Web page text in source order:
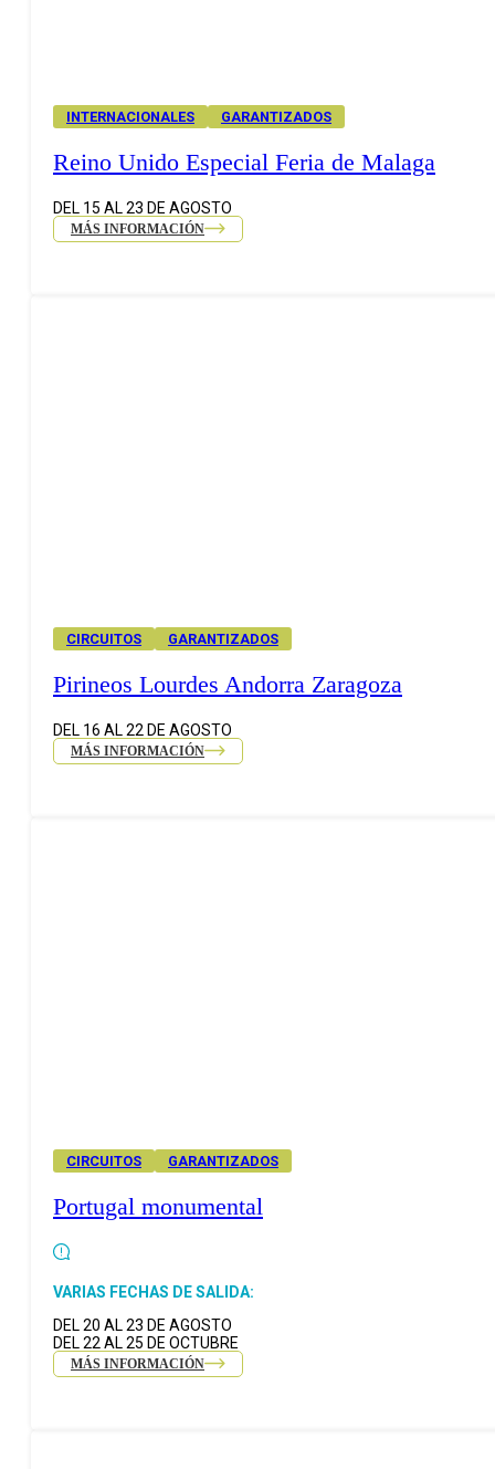
INTERNACIONALES GARANTIZADOS
Reino Unido Especial Feria de Malaga
DEL 15 AL 23 DE AGOSTO
MÁS INFORMACIÓN
CIRCUITOS GARANTIZADOS
Pirineos Lourdes Andorra Zaragoza
DEL 16 AL 22 DE AGOSTO
MÁS INFORMACIÓN
CIRCUITOS GARANTIZADOS
Portugal monumental
VARIAS FECHAS DE SALIDA:
DEL 20 AL 23 DE AGOSTO
DEL 22 AL 25 DE OCTUBRE
MÁS INFORMACIÓN